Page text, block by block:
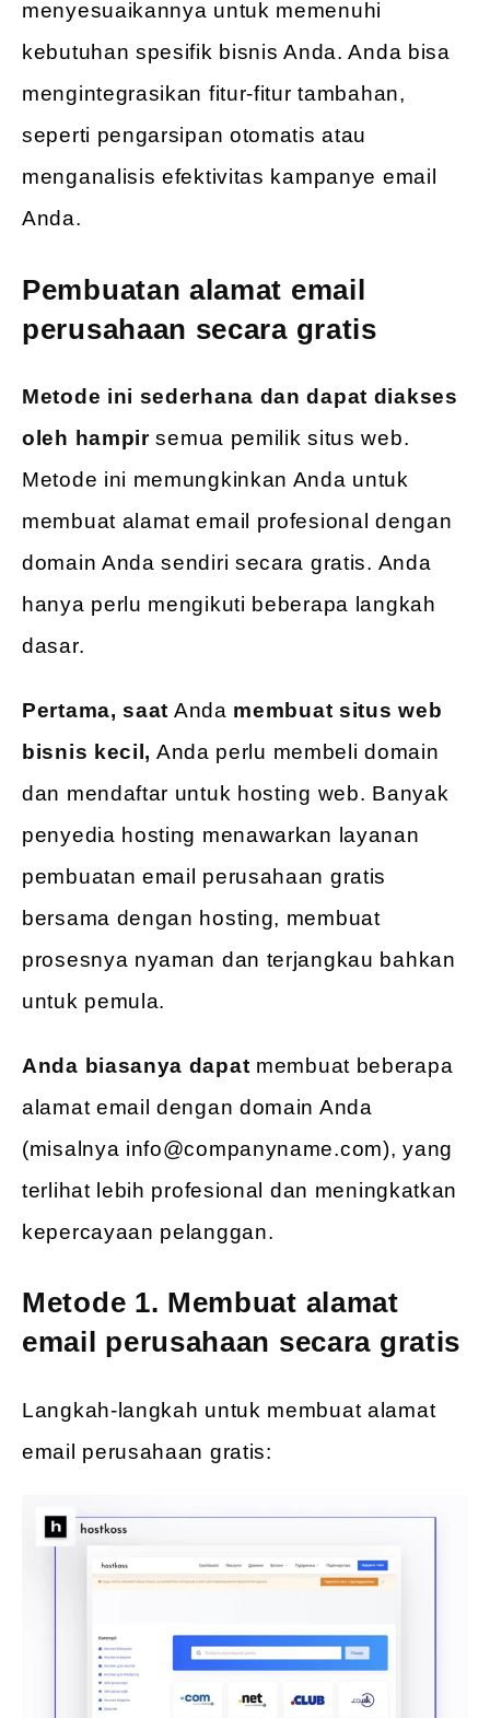
menyesuaikannya untuk memenuhi
kebutuhan spesifik bisnis Anda. Anda bisa
mengintegrasikan fitur-fitur tambahan,
seperti pengarsipan otomatis atau
menganalisis efektivitas kampanye email
Anda.
Pembuatan alamat email
perusahaan secara gratis
Metode ini sederhana dan dapat diakses
oleh hampirsemua pemilik situs web.
Metode ini memungkinkan Anda untuk
membuat alamat email profesional dengan
domain Anda sendiri secara gratis. Anda
hanya perlu mengikuti beberapa langkah
dasar.
Pertama, saat Anda membuat situs web
bisnis kecil, Anda perlu membeli domain
dan mendaftar untuk hosting web. Banyak
penyedia hosting menawarkan layanan
pembuatan email perusahaan gratis
bersama dengan hosting, membuat
prosesnya nyaman dan terjangkau bahkan
untuk pemula.
Anda biasanya dapat membuat beberapa
alamat email dengan domain Anda
(misalnya info@companyname.com), yang
terlihat lebih profesional dan meningkatkan
kepercayaan pelanggan.
Metode 1. Membuat alamat
email perusahaan secara gratis
Langkah-langkah untuk membuat alamat
email perusahaan gratis: